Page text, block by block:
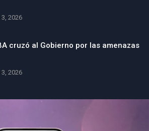
2026
cruzó al Gobierno por las amenazas
2026